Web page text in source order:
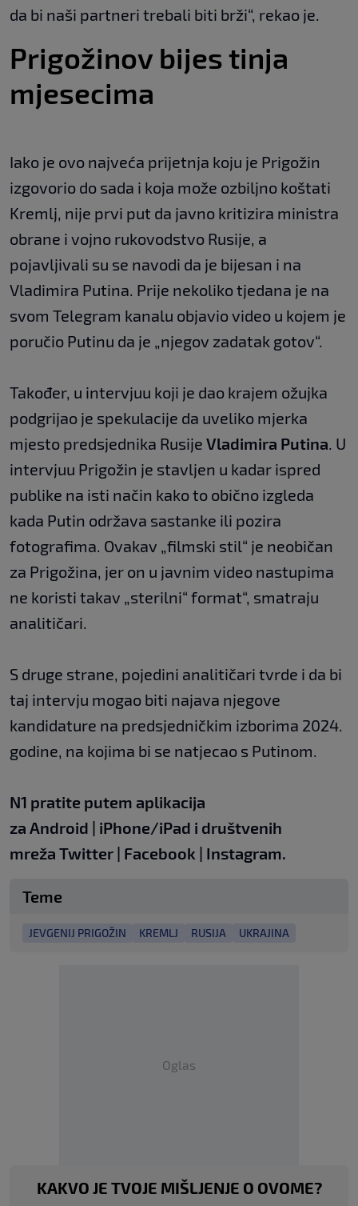
da bi naši partneri trebali biti brži“, rekao je.
Prigožinov bijes tinja
mjesecima
Iako je ovo najveća prijetnja koju je Prigožin
izgovorio do sada i koja može ozbiljno koštati
Kremlj, nije prvi put da javno kritizira ministra
obrane i vojno rukovodstvo Rusije, a
pojavljivali su se navodi da je bijesan i na
Vladimira Putina. Prije nekoliko tjedana je na
svom Telegram kanalu objavio video u kojem je
poručio Putinu da je „njegov zadatak gotov“.
Također, u intervjuu koji je dao krajem ožujka
podgrijao je spekulacije da uveliko mjerka
mjesto predsjednika Rusije Vladimira Putina. U
intervjuu Prigožin je stavljen u kadar ispred
publike na isti način kako to obično izgleda
kada Putin održava sastanke ili pozira
fotografima. Ovakav „filmski stil“ je neobičan
za Prigožina, jer on u javnim video nastupima
ne koristi takav „sterilni“ format“, smatraju
analitičari.
S druge strane, pojedini analitičari tvrde i da bi
taj intervju mogao biti najava njegove
kandidature na predsjedničkim izborima 2024.
godine, na kojima bi se natjecao s Putinom.
N1 pratite putem aplikacija
za Android | iPhone/iPad i društvenih
mreža Twitter | Facebook | Instagram.
Teme
JEVGENIJ PRIGOŽIN KREMLJ RUSIJA UKRAJINA
Oglas
KAKVO JE TVOJE MIŠLJENJE O OVOME?